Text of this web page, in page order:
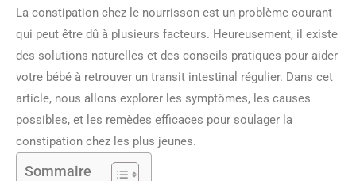
La constipation chez le nourrisson est un problème courant
qui peut être dû à plusieurs facteurs. Heureusement, il existe
des solutions naturelles et des conseils pratiques pour aider
votre bébé à retrouver un transit intestinal régulier. Dans cet
article, nous allons explorer les symptômes, les causes
possibles, et les remèdes efficaces pour soulager la
constipation chez les plus jeunes.
Sommaire